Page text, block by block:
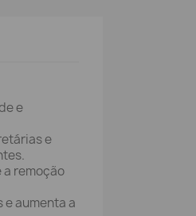
e
e
a remoção
e aumenta a